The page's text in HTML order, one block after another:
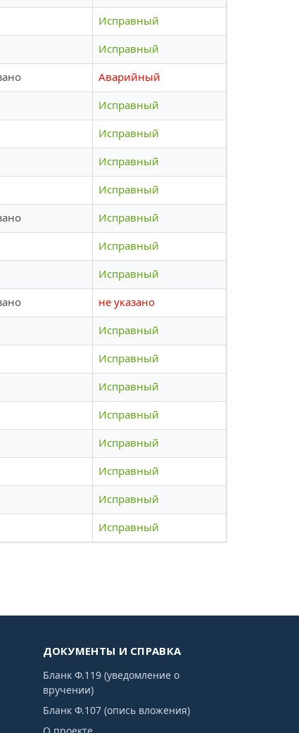
Исправный
Исправный
Аварийный
Исправный
Исправный
Исправный
Исправный
Исправный
Исправный
Исправный
не указано
Исправный
Исправный
Исправный
Исправный
Исправный
Исправный
Исправный
Исправный
ДОКУМЕНТЫ И СПРАВКА
Бланк Ф.119 (уведомление о
вручении)
Бланк Ф.107 (опись вложения)